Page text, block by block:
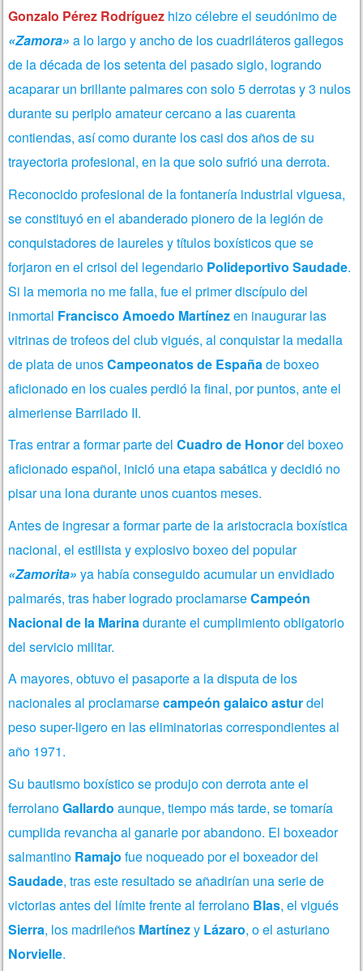
Gonzalo Pérez Rodríguez hizo célebre el seudónimo de
«Zamora» a lo largo y ancho de los cuadriláteros gallegos
de la década de los setenta del pasado siglo, logrando
acaparar un brillante palmares con solo 5 derrotas y 3 nulos
durante su periplo amateur cercano a las cuarenta
contiendas, así como durante los casi dos años de su
trayectoria profesional, en la que solo sufrió una derrota.
Reconocido profesional de la fontanería industrial viguesa,
se constituyó en el abanderado pionero de la legión de
conquistadores de laureles y títulos boxísticos que se
forjaron en el crisol del legendario Polideportivo Saudade.
Si la memoria no me falla, fue el primer discípulo del
inmortal Francisco Amoedo Martínezen inaugurar las
vitrinas de trofeos del club vigués, al conquistar la medalla
de plata de unosCampeonatos de España de boxeo
aficionado en los cuales perdió la final, por puntos, ante el
almeriense Barrilado II.
Tras entrar a formar parte delCuadro de Honordel boxeo
aficionado español, inició una etapa sabática y decidió no
pisar una lona durante unos cuantos meses.
Antes de ingresar a formar parte de la aristocracia boxística
nacional, el estilista y explosivo boxeo del popular
«Zamorita» ya había conseguido acumular un envidiado
palmarés, tras haber logrado proclamarseCampeón
Nacional de la Marinadurante el cumplimiento obligatorio
del servicio militar.
A mayores, obtuvo el pasaporte a la disputa de los
nacionales al proclamarsecampeón galaico asturdel
peso super-ligero en las eliminatorias correspondientes al
año 1971.
Su bautismo boxístico se produjo con derrota ante el
ferrolanoGallardo aunque, tiempo más tarde, se tomaría
cumplida revancha al ganarle por abandono. El boxeador
salmantino Ramajo fue noqueado por el boxeador del
Saudade, tras este resultado se añadirían una serie de
victorias antes del límite frente al ferrolano Blas, el vigués
Sierra, los madrileños Martínezy Lázaro, o el asturiano
Norvielle.